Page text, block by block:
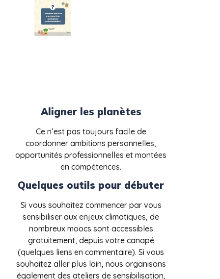
Aligner les planètes
Ce n’est pas toujours facile de
coordonner ambitions personnelles,
opportunités professionnelles et montées
en compétences.
Quelques outils pour débuter
Si vous souhaitez commencer par vous
sensibiliser aux enjeux climatiques, de
nombreux moocs sont accessibles
gratuitement, depuis votre canapé
(quelques liens en commentaire). Si vous
souhaitez aller plus loin, nous organisons
également des ateliers de sensibilisation,